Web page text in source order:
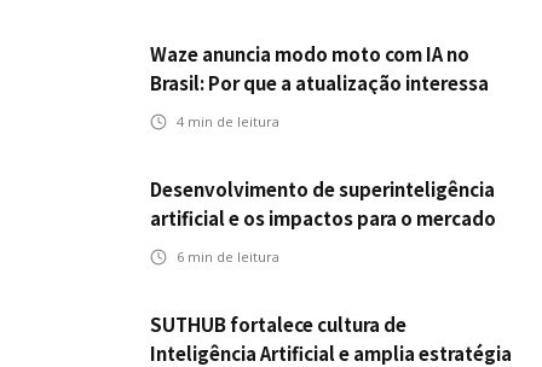
Waze anuncia modo moto com IA no
Brasil: Por que a atualização interessa
ao mercado segurador?
4 min de leitura
Desenvolvimento de superinteligência
artificial e os impactos para o mercado
de seguros
6 min de leitura
SUTHUB fortalece cultura de
Inteligência Artificial e amplia estratégia